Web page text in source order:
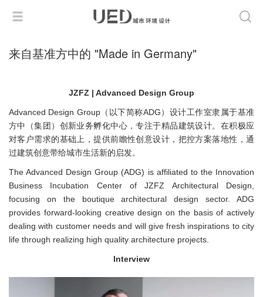
来自基准方中的 "Made in Germany"
JZFZ | Advanced Design Group
Advanced Design Group（以下简称ADG）设计工作室隶属于基准
方中（集团）创新业务孵化中心，专注于精品建筑设计。在积极应
对客户需求的基础上，提供前瞻性创意设计，把控方案落地性，通
过建筑创意带给城市生活新的启发。
The Advanced Design Group (ADG) is affiliated to the Innovation
Business Incubation Center of JZFZ Architectural Design,
focusing on the boutique architectural design sector. ADG
provides forward-looking creative design on the basis of actively
dealing with customer needs and will give fresh inspirations to city
life through realizing high quality architecture projects.
Interview